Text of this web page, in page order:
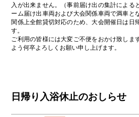
入が出来ません。（事前届け出の集計による
ーム届け出車両および大会関係車両で満車と
関係上全館貸切対応のため、大会開催日は日
す。
ご利用の皆様には大変ご不便をおかけ致しま
よう何卒よろしくお願い申し上げます。
日帰り入浴休止のおしらせ